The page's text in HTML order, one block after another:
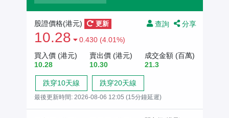
查詢 分享
股證價格(港元) 更新
10.28
0.430 (4.01%)
買入價 (港元)
10.28
賣出價 (港元)
10.30
成交金額 (百萬)
21.3
跌穿10天線 跌穿20天線
最後更新時間: 2026-08-06 12:05 (15分鐘延遲)